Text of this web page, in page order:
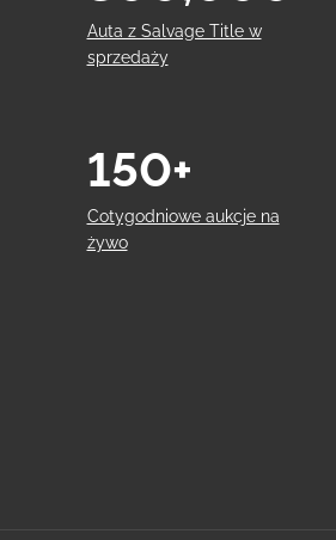
Auta z Salvage Title w
sprzedaży
Cotygodniowe aukcje na
żywo
150+